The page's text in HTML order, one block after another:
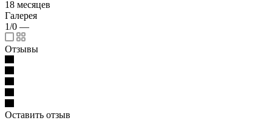
18 месяцев
Галерея
1/0 —
Отзывы
Оставить отзыв